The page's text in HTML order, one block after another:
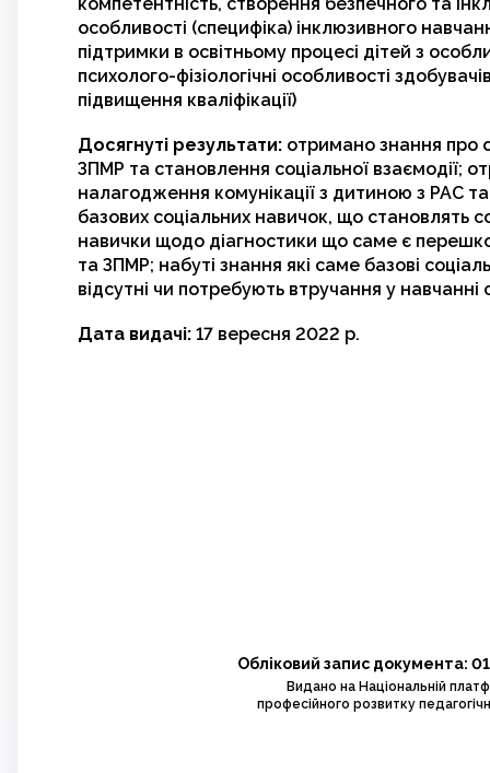
особливості (специфіка) інклюзивного
підтримки в освітньому процесі дітей з
психолого-фізіологічні особливості
підвищення кваліфікації)
Досягнуті результати: отримано знання про
ЗПМР та становлення соціальної взаємодії;
налагодження комунікації з дитиною з РАС
базових соціальних навичок, що становлять
навички щодо діагностики що саме є
та ЗПМР; набуті знання які саме базові
відсутні чи потребують втручання у
Дата видачі: 17 вересня 2022 р.
Обліковий запис документа:
Видано на Національній
професійного розвитку